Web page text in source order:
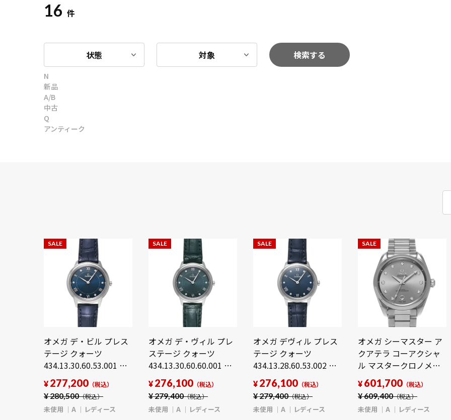
16 件
状態 対象 検索する
N
新品
A/B
中古
Q
アンティーク
SALE
オメガ デ・ビル プレス
テージ クォーツ
434.13.30.60.53.001 ブ
ルー/ダイヤモンド レデ
ィース 時計 【未使用】
【wristwatch】
¥280,500（税込）
¥ 277,200 （税込）
未使用 A レディース
SALE
オメガ デ・ヴィル プレ
ステージ クォーツ
434.13.30.60.60.001 グ
リーン/ダイヤモンド レ
ディース 時計 【未使
用】【wristwatch】
¥279,400（税込）
¥ 276,100 （税込）
未使用 A レディース
SALE
オメガ デヴィル プレス
テージ クォーツ
434.13.28.60.53.002 ブ
ルー/ダイヤモンド レデ
ィース 時計 【未使用】
【wristwatch】
¥279,400（税込）
¥ 276,100 （税込）
未使用 A レディース
SALE
オメガ シーマスター ア
クアテラ コーアクシャ
ル マスタークロノメー
ター
220.10.38.20.56.001 グ
レー/ダイヤモンド レデ
ィース 時計 【未使用】
¥609,400（税込）
¥ 601,700 （税込）
未使用 A レディース